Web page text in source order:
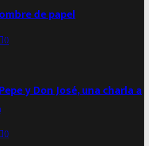
de papel
0
y Don José, una charla a
0